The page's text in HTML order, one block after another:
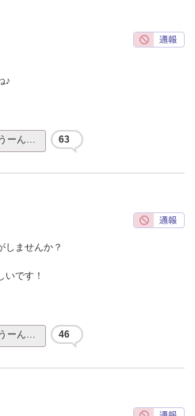
♪
うーん… 63
しませんか？
いです！
うーん… 46